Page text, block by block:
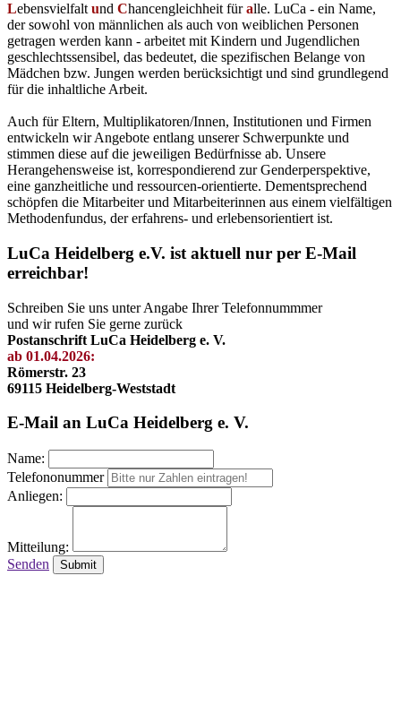
Lebensvielfalt und Chancengleichheit füralle. LuCa - ein Name,
der sowohl von männlichen als auch von weiblichen Personen
getragen werden kann - arbeitet mit Kindern und Jugendlichen
geschlechtssensibel, das bedeutet, die spezifischen Belange von
Mädchen bzw. Jungen werden berücksichtigt und sind grundlegend
für die inhaltliche Arbeit.
Auch für Eltern, Multiplikatoren/Innen, Institutionen und Firmen
entwickeln wir Angebote entlang unserer Schwerpunkte und
stimmen diese auf die jeweiligen Bedürfnisse ab. Unsere
Herangehensweise ist, korrespondierend zur Genderperspektive,
eine ganzheitliche und ressourcen-orientierte. Dementsprechend
schöpfen die Mitarbeiter und Mitarbeiterinnen aus einem vielfältigen
Methodenfundus, der erfahrens- und erlebensorientiert ist.
LuCa Heidelberg e.V. ist aktuell nur per E-Mail
erreichbar!
Schreiben Sie uns unter Angabe Ihrer Telefonnummmer
und wir rufen Sie gerne zurück
Postanschrift LuCa Heidelberg e. V.
ab 01.04.2026:
Römerstr. 23
69115 Heidelberg-Weststadt
E-Mail an LuCa Heidelberg e. V.
Name:
Telefononummer
Anliegen:
Mitteilung:
Senden